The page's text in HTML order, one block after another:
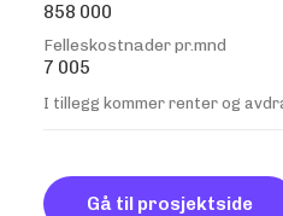
858 000
Felleskostnader pr.mnd
7 005
I tillegg kommer renter og
Gå til prosjektside